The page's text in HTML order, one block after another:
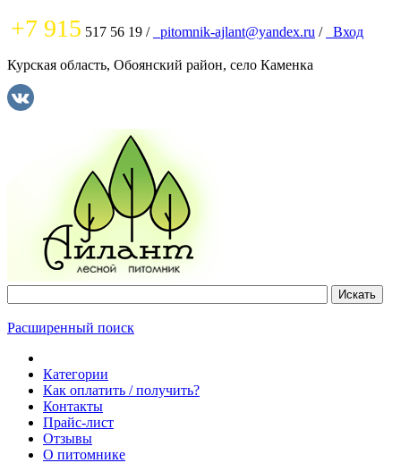
+7 915 517 56 19 / pitomnik-ajlant@yandex.ru / Вход
Курская область, Обоянский район, село Каменка
Расширенный поиск
Категории
Как оплатить / получить?
Контакты
Прайс-лист
Отзывы
О питомнике